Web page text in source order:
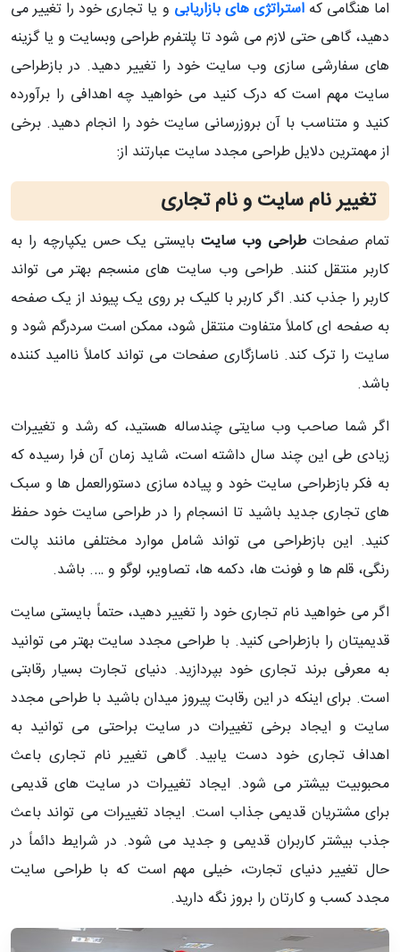
اما هنگامی که استراتژی های بازاریابی و یا تجاری خود را تغییر می
دهید، گاهی حتی لازم می شود تا پلتفرم طراحی وبسایت و یا گزینه
های سفارشی سازی وب سایت خود را تغییر دهید. در بازطراحی
سایت مهم است که درک کنید می خواهید چه اهدافی را برآورده
کنید و متناسب با آن بروزرسانی سایت خود را انجام دهید. برخی
از مهمترین دلایل طراحی مجدد سایت عبارتند از:
تغییر نام سایت و نام تجاری
تمام صفحاتطراحی وب سایت بایستی یک حس یکپارچه را به
کاربر منتقل کنند. طراحی وب سایت های منسجم بهتر می تواند
کاربر را جذب کند. اگر کاربر با کلیک بر روی یک پیوند از یک صفحه
به صفحه ای کاملاً متفاوت منتقل شود، ممکن است سردرگم شود و
سایت را ترک کند. ناسازگاری صفحات می تواند کاملاً ناامید کننده
باشد.
اگر شما صاحب وب سایتی چندساله هستید، که رشد و تغییرات
زیادی طی این چند سال داشته است، شاید زمان آن فرا رسیده که
به فکر بازطراحی سایت خود و پیاده سازی دستورالعمل ها و سبک
های تجاری جدید باشید تا انسجام را در طراحی سایت خود حفظ
کنید. این بازطراحی می تواند شامل موارد مختلفی مانند پالت
رنگی، قلم ها و فونت ها، دکمه ها، تصاویر، لوگو و …. باشد.
اگر می خواهید نام تجاری خود را تغییر دهید، حتماً بایستی سایت
قدیمیتان را بازطراحی کنید. با طراحی مجدد سایت بهتر می توانید
به معرفی برند تجاری خود بپردازید. دنیای تجارت بسیار رقابتی
است. برای اینکه در این رقابت پیروز میدان باشید با طراحی مجدد
سایت و ایجاد برخی تغییرات در سایت براحتی می توانید به
اهداف تجاری خود دست یابید. گاهی تغییر نام تجاری باعث
محبوبیت بیشتر می شود. ایجاد تغییرات در سایت های قدیمی
برای مشتریان قدیمی جذاب است. ایجاد تغییرات می تواند باعث
جذب بیشتر کاربران قدیمی و جدید می شود. در شرایط دائماً در
حال تغییر دنیای تجارت، خیلی مهم است که با طراحی سایت
مجدد کسب و کارتان را بروز نگه دارید.